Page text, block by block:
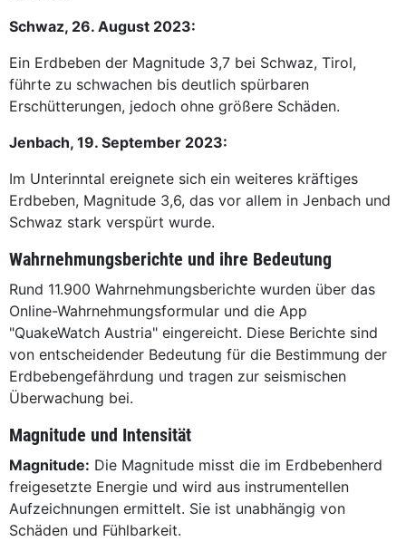
Schwaz, 26. August 2023:
Ein Erdbeben der Magnitude 3,7 bei Schwaz, Tirol,
führte zu schwachen bis deutlich spürbaren
Erschütterungen, jedoch ohne größere Schäden.
Jenbach, 19. September 2023:
Im Unterinntal ereignete sich ein weiteres kräftiges
Erdbeben, Magnitude 3,6, das vor allem in Jenbach und
Schwaz stark verspürt wurde.
Wahrnehmungsberichte und ihre Bedeutung
Rund 11.900 Wahrnehmungsberichte wurden über das
Online-Wahrnehmungsformular und die App
"QuakeWatch Austria" eingereicht. Diese Berichte sind
von entscheidender Bedeutung für die Bestimmung der
Erdbebengefährdung und tragen zur seismischen
Überwachung bei.
Magnitude und Intensität
Magnitude: Die Magnitude misst die im Erdbebenherd
freigesetzte Energie und wird aus instrumentellen
Aufzeichnungen ermittelt. Sie ist unabhängig von
Schäden und Fühlbarkeit.